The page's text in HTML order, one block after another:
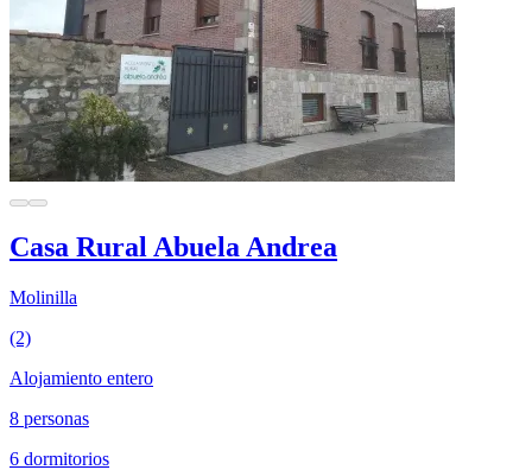
Casa Rural Abuela Andrea
Molinilla
(2)
Alojamiento entero
8 personas
6 dormitorios